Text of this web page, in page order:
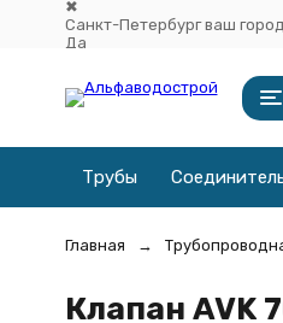
✖
Санкт-Петербург ваш
Да
Трубы
Главная
Клапан AVK